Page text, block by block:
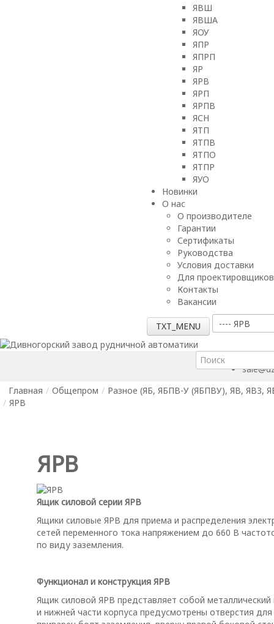
ЯВШ
ЯВША
ЯОУ
ЯПР
ЯПРП
ЯР
ЯРВ
ЯРП
ЯРПВ
ЯСН
ЯТП
ЯТПВ
ЯТПО
ЯТПР
ЯУО
Новинки
О нас
О производителе
Гарантии
Сертификаты
Руководства
Условия доставки
Для проектировщиков
Контакты
Вакансии
TXT_MENU
Главная / Общепром / Разное (ЯБ, ЯБПВ-У (ЯБПВУ), ЯВ,
/ ЯРВ
ЯРВ
Ящик силовой серии ЯРВ
Ящики силовые ЯРВ для приема и распределения
сетей переменного тока напряжением до 660 В
по виду заземления.
Функционал и конструкция ЯРВ
Ящик силовой ЯРВ представляет собой
и нижней части корпуса предусмотрены отверстия